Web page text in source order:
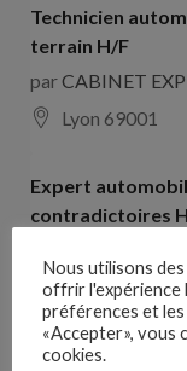
Technicien
terrain H/F
parCABINET
Lyon 69001
Expert
contradictoires
Lyon 69001
Collaborateur
Nous utilisons
offrir l'expérience
préférences et
«Accepter», vous
cookies.